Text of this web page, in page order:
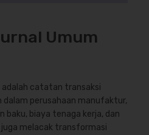
Umum
catatan transaksi
perusahaan manufaktur,
baku, biaya tenaga kerja, dan
melacak transformasi